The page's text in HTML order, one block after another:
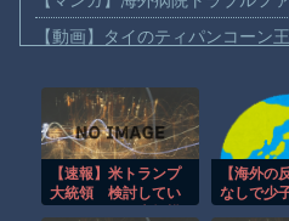
【動画】タイのティパンコーン
AmazonのアツさMax！心も踊
【動画】これはお見事。中国重
【画像】十二支合体！！ところ
【速報】米トランプ
大統領 検討してい
【海外の
なしで少